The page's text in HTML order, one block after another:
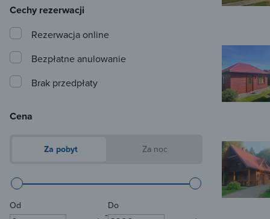
Cechy rezerwacji
Rezerwacja online
Bezpłatne anulowanie
Brak przedpłaty
Cena
Za pobyt Za noc
Od
-
Do